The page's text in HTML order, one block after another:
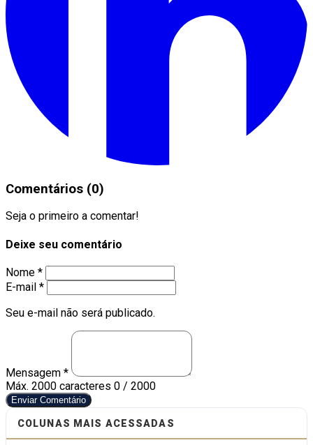
Comentários (0)
Seja o primeiro a comentar!
Deixe seu comentário
Nome *
E-mail *
Seu e-mail não será publicado.
Mensagem *
Máx. 2000 caracteres 0 / 2000
Enviar Comentário
COLUNAS MAIS ACESSADAS